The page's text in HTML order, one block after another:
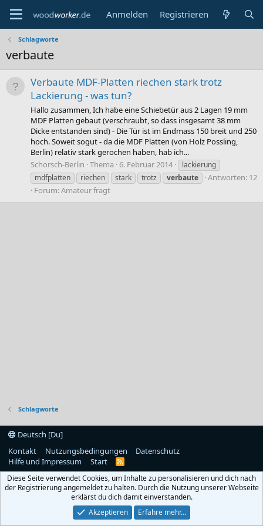
Anmelden Registrieren
Schlagworte
verbaute
Verbaute MDF-Platten riechen stark trotz
Lackierung - was tun?
Hallo zusammen, Ich habe eine Schiebetür aus 2 Lagen 19 mm
MDF Platten gebaut (verschraubt, so dass insgesamt 38 mm
Dicke entstanden sind) - Die Tür ist im Endmass 150 breit und 250
hoch. Soweit sogut - da die MDF Platten (von Holz Possling,
Berlin) relativ stark gerochen haben, hab ich...
Schorsch-Berlin Thema 6. Februar 2014
lackierung
mdfplatten
riechen stark trotz verbaute
Antworten: 12
Forum:Amateur fragt
Schlagworte
Deutsch [Du]
Kontakt
Nutzungsbedingungen
Datenschutz
Hilfe und Impressum
Start
R
S
Diese Seite verwendet Cookies, um Inhalte zu personalisieren und dich nach
der Registrierung angemeldet zu halten. Durch die Nutzung unserer Webseite
erklärst du dich damit einverstanden.
Akzeptieren
Erfahre mehr…